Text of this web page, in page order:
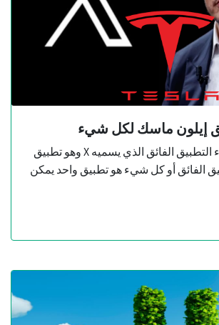
هذا سيسرع إنشاء التطبيق الفائق الذي يسميه X وهو تطبيق
الفائق أو كل شيء هو تطبيق واحد يمكن